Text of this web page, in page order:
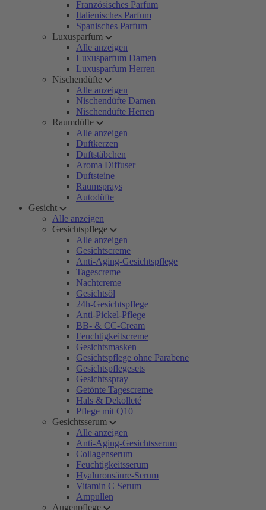
Französisches Parfum
Italienisches Parfum
Spanisches Parfum
Luxusparfum
Alle anzeigen
Luxusparfum Damen
Luxusparfum Herren
Nischendüfte
Alle anzeigen
Nischendüfte Damen
Nischendüfte Herren
Raumdüfte
Alle anzeigen
Duftkerzen
Duftstäbchen
Aroma Diffuser
Duftsteine
Raumsprays
Autodüfte
Gesicht
Alle anzeigen
Gesichtspflege
Alle anzeigen
Gesichtscreme
Anti-Aging-Gesichtspflege
Tagescreme
Nachtcreme
Gesichtsöl
24h-Gesichtspflege
Anti-Pickel-Pflege
BB- & CC-Cream
Feuchtigkeitscreme
Gesichtsmasken
Gesichtspflege ohne Parabene
Gesichtspflegesets
Gesichtsspray
Getönte Tagescreme
Hals & Dekolleté
Pflege mit Q10
Gesichtsserum
Alle anzeigen
Anti-Aging-Gesichtsserum
Collagenserum
Feuchtigkeitsserum
Hyaluronsäure-Serum
Vitamin C Serum
Ampullen
Augenpflege